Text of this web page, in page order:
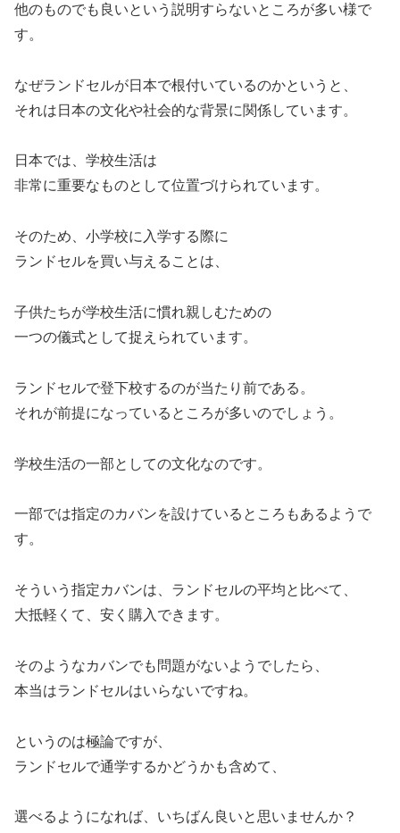
他のものでも良いという説明すらないところが多い様で
す。
なぜランドセルが日本で根付いているのかというと、
それは日本の文化や社会的な背景に関係しています。
日本では、学校生活は
非常に重要なものとして位置づけられています。
そのため、小学校に入学する際に
ランドセルを買い与えることは、
子供たちが学校生活に慣れ親しむための
一つの儀式として捉えられています。
ランドセルで登下校するのが当たり前である。
それが前提になっているところが多いのでしょう。
学校生活の一部としての文化なのです。
一部では指定のカバンを設けているところもあるようで
す。
そういう指定カバンは、ランドセルの平均と比べて、
大抵軽くて、安く購入できます。
そのようなカバンでも問題がないようでしたら、
本当はランドセルはいらないですね。
というのは極論ですが、
ランドセルで通学するかどうかも含めて、
選べるようになれば、いちばん良いと思いませんか？